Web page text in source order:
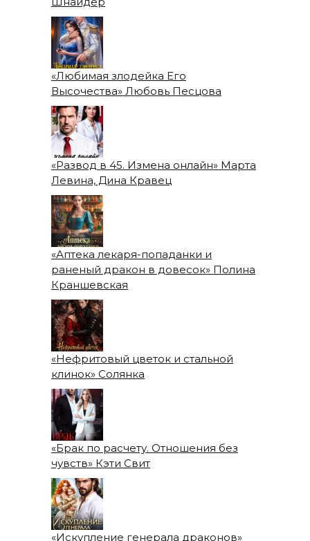
«Любимая злодейка Его
Высочества» Любовь Песцова
«Развод в 45. Измена онлайн» Марта
Левина, Дина Кравец
«Аптека лекаря-попаданки и
раненый дракон в довесок» Полина
Краншевская
«Нефритовый цветок и стальной
клинок» Солянка
«Брак по расчету. Отношения без
чувств» Кэти Свит
«Искупление генерала драконов»